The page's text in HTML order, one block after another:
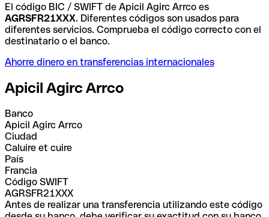
El código BIC / SWIFT de Apicil Agirc Arrco es
AGRSFR21XXX. Diferentes códigos son usados para
diferentes servicios. Comprueba el código correcto con el
destinatario o el banco.
Ahorre dinero en transferencias internacionales
Apicil Agirc Arrco
Banco
Apicil Agirc Arrco
Ciudad
Caluire et cuire
País
Francia
Código SWIFT
AGRSFR21XXX
Antes de realizar una transferencia utilizando este código